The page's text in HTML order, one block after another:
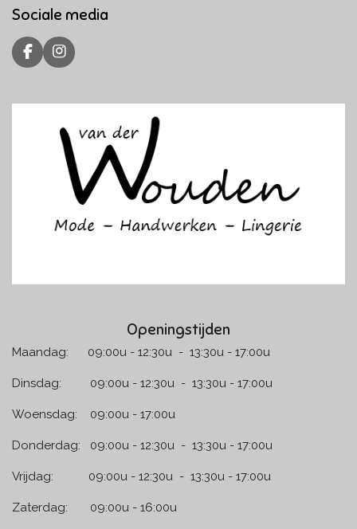
Sociale media
F
a
e
I
n
t
g
r
a
m
Openingstijden
Maandag: 09:00u - 12:30u - 13:30u - 17:00u
Dinsdag: 09:00u - 12:30u - 13:30u - 17:00u
Woensdag: 09:00u - 17:00u
Donderdag: 09:00u - 12:30u - 13:30u - 17:00u
Vrijdag: 09:00u - 12:30u - 13:30u - 17:00u
Zaterdag: 09:00u - 16:00u